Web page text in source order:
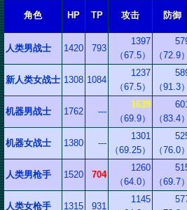
角色 HP TP 攻击 防御
人类男战士 1420 793
1397
（67.5）
（72.9）
新人类女战士 1308 1084
1237
（67.5）
（91.3）
机器男战士 1762 ---
1639
（69.9）
（83.4）
机器女战士 1380 ---
1301
（69.25）
（76.0）
人类男枪手 1520 704
1260
（64.0）
（69.7）
人类女枪手 1315 931
1145